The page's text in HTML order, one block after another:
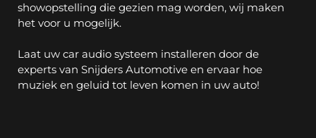
showopstelling die gezien mag worden, wij maken
het voor u mogelijk.
Laat uw car audio systeem installeren door de
experts van Snijders Automotive en ervaar hoe
muziek en geluid tot leven komen in uw auto!